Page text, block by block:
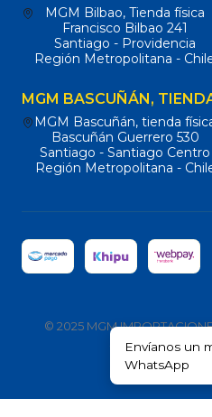
MGM Bilbao, Tienda física
Francisco Bilbao 241
Santiago - Providencia
Región Metropolitana -
MGM BASCUÑÁN,
MGM Bascuñán, tienda
Bascuñán Guerrero 530
Santiago - Santiago Centro
Región Metropolitana -
© 2025 MGM
Todos los
Envíanos un
WhatsApp